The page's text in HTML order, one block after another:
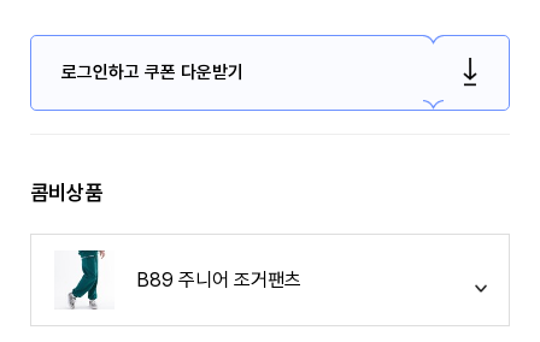
로그인하고 쿠폰 다운받기
콤비상품
B89 주니어 조거팬츠